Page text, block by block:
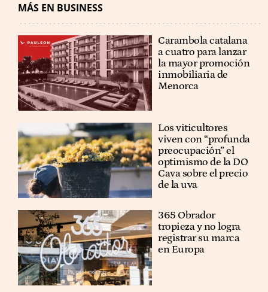
MÁS EN BUSINESS
Carambola catalana
a cuatro para lanzar
la mayor promoción
inmobiliaria de
Menorca
Los viticultores
viven con “profunda
preocupación” el
optimismo de la DO
Cava sobre el precio
de la uva
365 Obrador
tropieza y no logra
registrar su marca
en Europa